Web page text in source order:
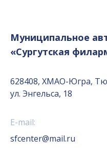
Муниципальное
«Сургутская
628408, ХМАО-Югра,
ул. Энгельса, 18
E-mail:
sfcenter@mail.ru